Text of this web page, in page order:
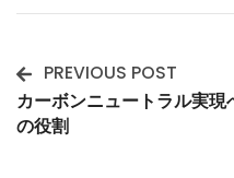
Post
Navigation
PREVIOUS POST
カーボンニュートラル実
の役割